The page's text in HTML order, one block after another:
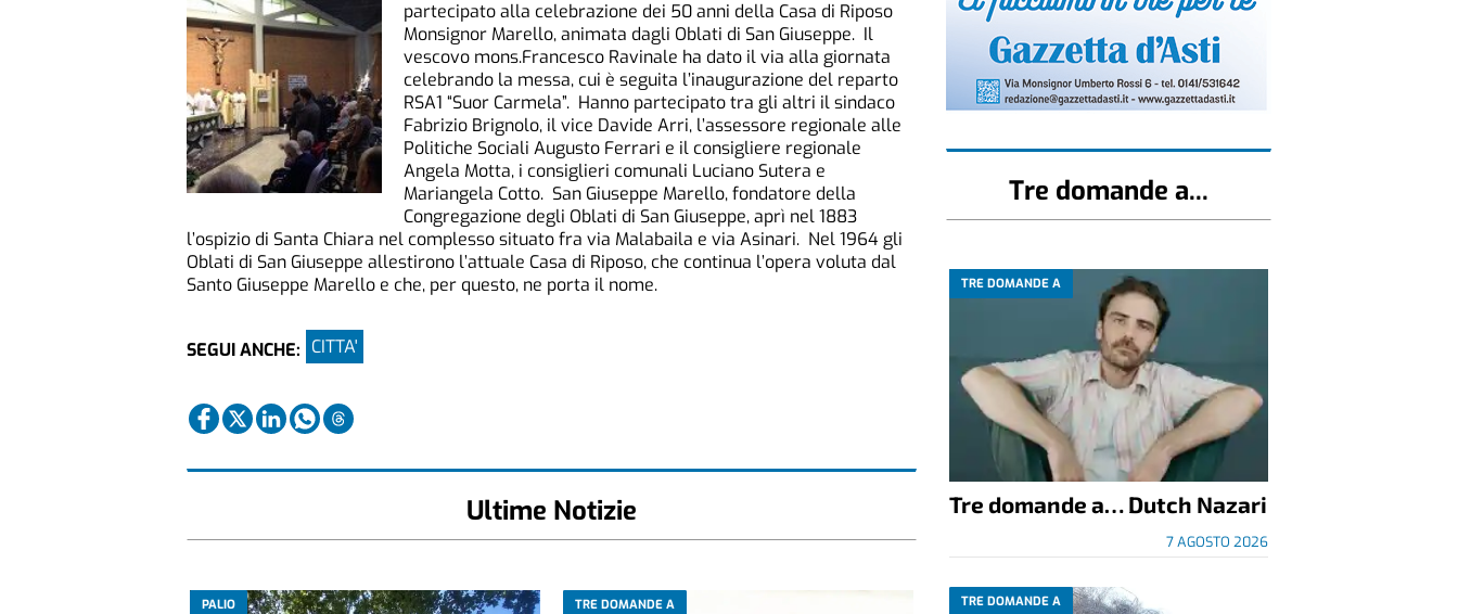
partecipato alla celebrazione dei 50 anni della Casa di Riposo
Monsignor Marello, animata dagli Oblati di San Giuseppe. Il
vescovo mons.Francesco Ravinale ha dato il via alla giornata
celebrando la messa, cui è seguita l’inaugurazione del reparto
RSA1 “Suor Carmela”. Hanno partecipato tra gli altri il sindaco
Fabrizio Brignolo, il vice Davide Arri, l’assessore regionale alle
Politiche Sociali Augusto Ferrari e il consigliere regionale
Angela Motta, i consiglieri comunali Luciano Sutera e
Mariangela Cotto. San Giuseppe Marello, fondatore della
Congregazione degli Oblati di San Giuseppe, aprì nel 1883
l’ospizio di Santa Chiara nel complesso situato fra via Malabaila e via Asinari. Nel 1964 gli
Oblati di San Giuseppe allestirono l’attuale Casa di Riposo, che continua l’opera voluta dal
Santo Giuseppe Marello e che, per questo, ne porta il nome.
SEGUI ANCHE: CITTA'
Ultime Notizie
PALIO TRE DOMANDE A
Tre domande a...
TRE DOMANDE A
Tre domande a… Dutch Nazari
7 AGOSTO 2026
TRE DOMANDE A